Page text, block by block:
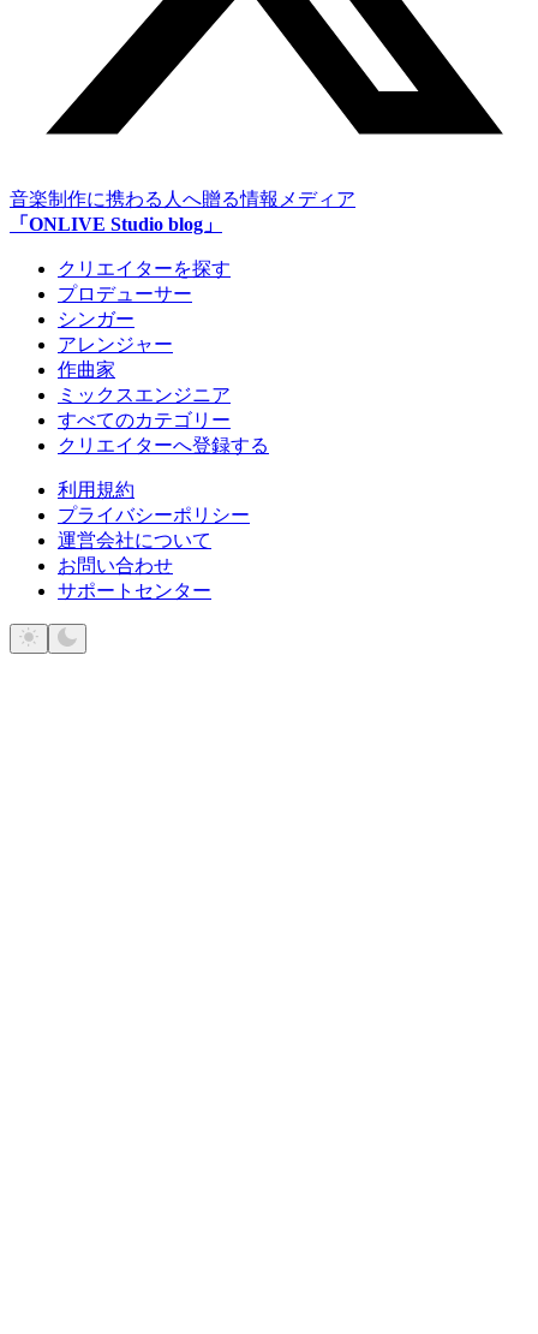
音楽制作に携わる人へ贈る情報メディア
「ONLIVE Studio blog」
クリエイターを探す
プロデューサー
シンガー
アレンジャー
作曲家
ミックスエンジニア
すべてのカテゴリー
クリエイターへ登録する
利用規約
プライバシーポリシー
運営会社について
お問い合わせ
サポートセンター